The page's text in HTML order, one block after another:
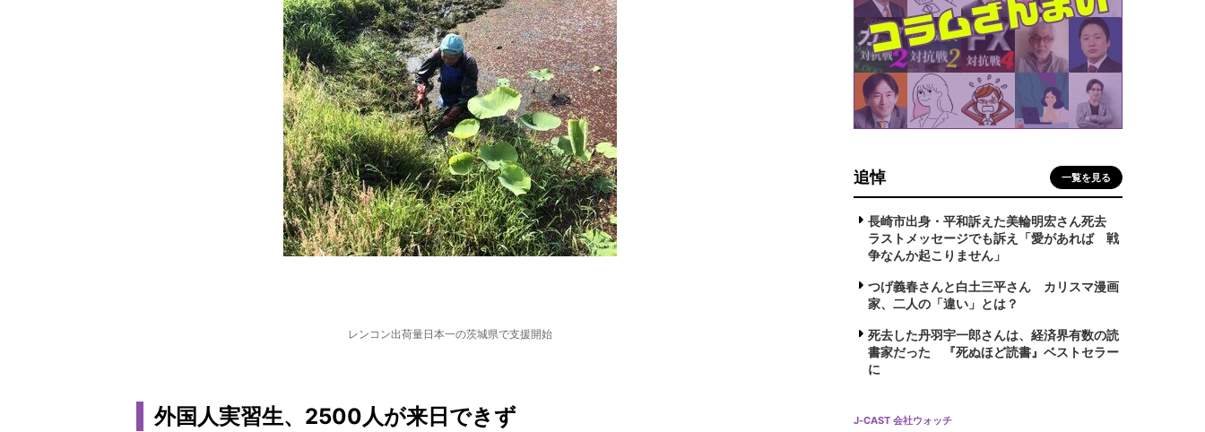
レンコン出荷量日本一の茨城県で支援開始
外国人実習生、2500人が来日できず
追悼 一覧を見る
長崎市出身・平和訴えた美輪明宏さん死去
ラストメッセージでも訴え「愛があれば 戦
争なんか起こりません」
つげ義春さんと白土三平さん カリスマ漫画
家、二人の「違い」とは？
死去した丹羽宇一郎さんは、経済界有数の読
書家だった 『死ぬほど読書』ベストセラー
に
J-CAST 会社ウォッチ